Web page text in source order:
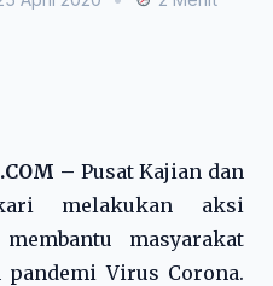
– Pusat Kajian dan
melakukan aksi
masyarakat
Virus Corona.